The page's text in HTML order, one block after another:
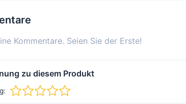
Kommentare. Seien Sie der Erste!
zu diesem Produkt